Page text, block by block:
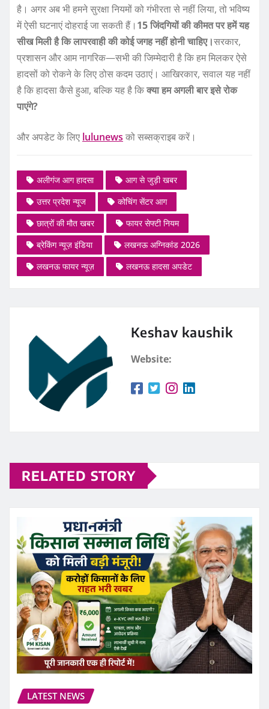
है। अगर अब भी हमने सुरक्षा नियमों को गंभीरता से नहीं लिया, तो भविष्य
में ऐसी घटनाएं दोहराई जा सकती हैं। 15 जिंदगियों की कीमत पर हमें यह
सीख मिली है कि लापरवाही की कोई जगह नहीं होनी चाहिए।सरकार,
प्रशासन और आम नागरिक—सभी की जिम्मेदारी है कि हम मिलकर ऐसे
हादसों को रोकने के लिए ठोस कदम उठाएं। आखिरकार, सवाल यह नहीं
है कि हादसा कैसे हुआ, बल्कि यह है किक्या हम अगली बार इसे रोक
पाएंगे?
और अपडेट के लिए lulunews को सब्सक्राइब करें।
अलीगंज आग हादसा
आग से जुड़ी खबर
उत्तर प्रदेश न्यूज
कोचिंग सेंटर आग
छात्रों की मौत खबर
फायर सेफ्टी नियम
ब्रेकिंग न्यूज़ इंडिया
लखनऊ अग्निकांड 2026
लखनऊ फायर न्यूज़
लखनऊ हादसा अपडेट
Keshav kaushik
Website:
RELATED STORY
LATEST NEWS